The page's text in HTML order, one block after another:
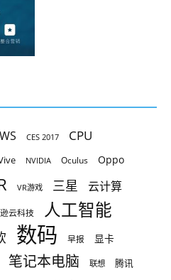
CES 2017 CPU
NVIDIA Oculus Oppo
VR游戏 三星 云计算
云科技 人工智能
数码 早报 显卡
笔记本电脑 联想 腾讯